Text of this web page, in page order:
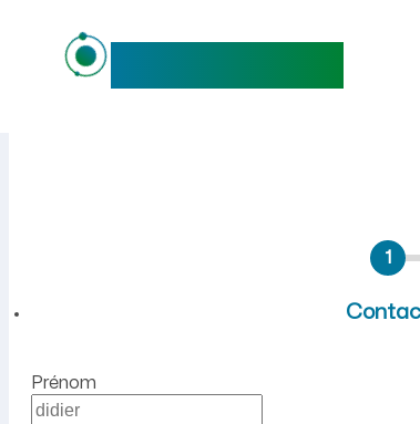
Emploi à Cerdon (Ain) :
1
Prénom